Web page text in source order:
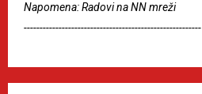
Napomena: Radovi na NN mreži
--------------------------------------------------------